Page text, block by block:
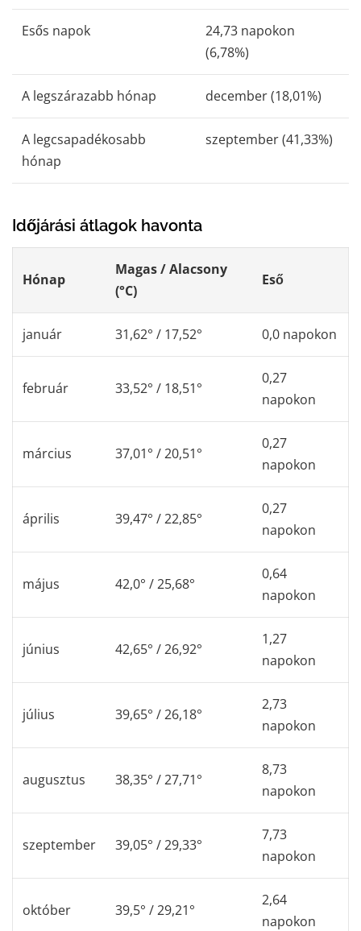
Esős ​​napok
24,73 napokon
(6,78%)
A legszárazabb hónap december (18,01%)
A legcsapadékosabb
hónap
szeptember (41,33%)
Időjárási átlagok havonta
Hónap
Magas / Alacsony
(°C)
Eső
január 31,62° / 17,52° 0,0 napokon
február 33,52° / 18,51°
0,27
napokon
március 37,01° / 20,51°
0,27
napokon
április 39,47° / 22,85°
0,27
napokon
május 42,0° / 25,68°
0,64
napokon
június 42,65° / 26,92°
1,27
napokon
július 39,65° / 26,18°
2,73
napokon
augusztus 38,35° / 27,71°
8,73
napokon
szeptember 39,05° / 29,33°
7,73
napokon
október 39,5° / 29,21°
2,64
napokon